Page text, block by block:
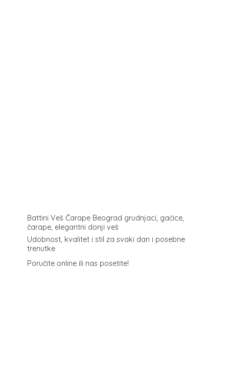
Battini Veš Čarape Beograd grudnjaci, gaćice,
čarape, elegantni donji veš
Udobnost, kvalitet i stil za svaki dan i posebne
trenutke
Poručite online ili nas posetite!